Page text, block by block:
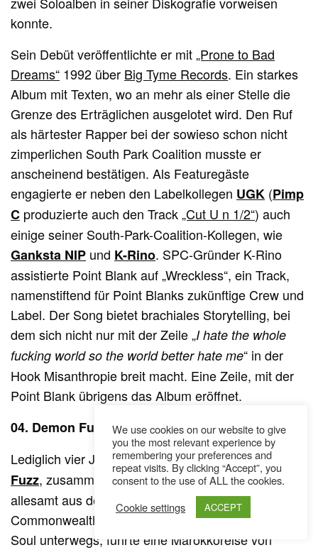
konnte.
Sein Debüt veröffentlichte er mit„Prone to Bad
Dreams“ 1992 über Big Tyme Records. Ein starkes
Album mit Texten, wo an mehr als einer Stelle die
Grenze des Erträglichen ausgelotet wird. Den Ruf
als härtester Rapper bei der sowieso schon nicht
zimperlichen South Park Coalition musste er
anscheinend bestätigen. Als Featuregäste
engagierte er neben den Labelkollegen UGK (Pimp
C produzierte auch den Track„Cut U n 1/2“) auch
einige seiner South-Park-Coalition-Kollegen, wie
Ganksta NIP und K-Rino. SPC-Gründer K-Rino
assistierte Point Blank auf „Wreckless“, ein Track,
namenstiftend für Point Blanks zukünftige Crew und
Label. Der Song bietet brachiales Storytelling, bei
dem sich nicht nur mit der Zeile „I hate the whole
fucking world so the world better hate me“ in der
Hook Misanthropie breit macht. Eine Zeile, mit der
Point Blank übrigens das Album eröffnet.
04. Demon Fuzz – I Put a Spell on You
Lediglich vier Jahre lang bestand die BandDemon
Fuzz, zusammengesetzt aus sieben Musikern, die
allesamt aus den weiten Teilen des britischen
Commonwealth nach London zogen. Zunächst im
Soul unterwegs, führte eine Marokkoreise von
We use cookies on our website to give
you the most relevant experience by
remembering your preferences and
repeat visits. By clicking “Accept”, you
consent to the use of ALL the cookies.
Cookie settings
ACCEPT